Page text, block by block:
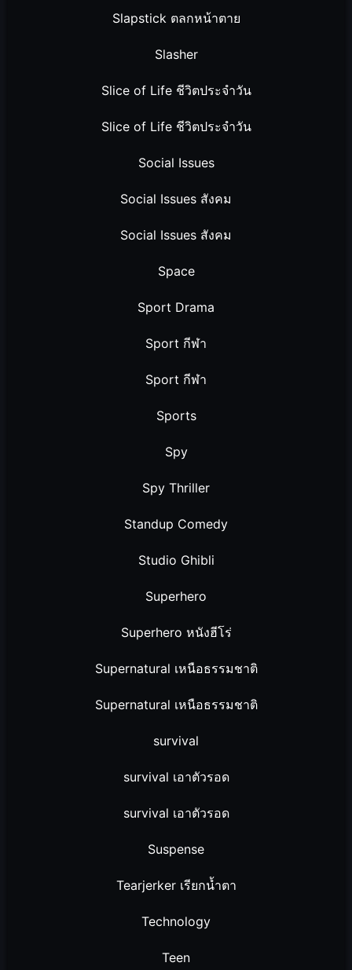
Slapstick ตลกหน้าตาย
Slasher
Slice of Life ชีวิตประจำวัน
Slice of Life ชีวิตประจำวัน
Social Issues
Social Issues สังคม
Social Issues สังคม
Space
Sport Drama
Sport กีฬา
Sport กีฬา
Sports
Spy
Spy Thriller
Standup Comedy
Studio Ghibli
Superhero
Superhero หนังฮีโร่
Supernatural เหนือธรรมชาติ
Supernatural เหนือธรรมชาติ
survival
survival เอาตัวรอด
survival เอาตัวรอด
Suspense
Tearjerker เรียกน้ำตา
Technology
Teen